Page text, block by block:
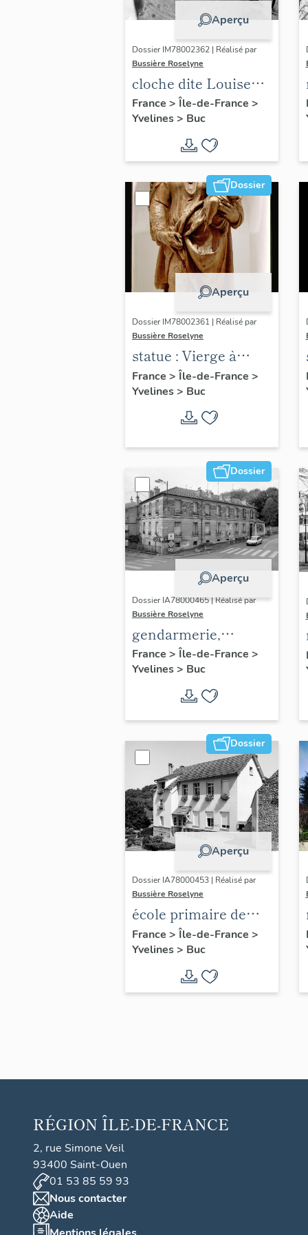
Aperçu
Dossier IM78002362 | Réalisé par
Bussière Roselyne
cloche dite Louise
Auguste Adélaïde
France > Île-de-France >
Yvelines> Buc
Dossier
Aperçu
Dossier IM78002361 | Réalisé par
Bussière Roselyne
statue : Vierge à
l'Enfant (n°2)
France > Île-de-France >
Yvelines> Buc
Dossier
Aperçu
Dossier IA78000465 | Réalisé par
Bussière Roselyne
gendarmerie,
actuellement
immeuble
France > Île-de-France >
Yvelines> Buc
Dossier
Aperçu
Dossier IA78000453 | Réalisé par
Bussière Roselyne
école primaire de
filles, actuellement
annexe de la mairie
France > Île-de-France >
Yvelines> Buc
RÉGION ÎLE-DE-FRANCE
2, rue Simone Veil
93400 Saint-Ouen
01 53 85 59 93
Nous contacter
Aide